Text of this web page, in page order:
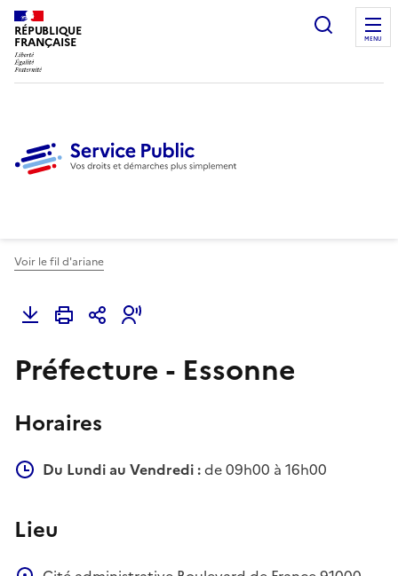
RÉPUBLIQUE
FRANÇAISE
Ouvrir
MENU
Voir le fil d'ariane
Préfecture - Essonne
Horaires
Du Lundi au Vendredi :de 09h00 à 16h00
Lieu